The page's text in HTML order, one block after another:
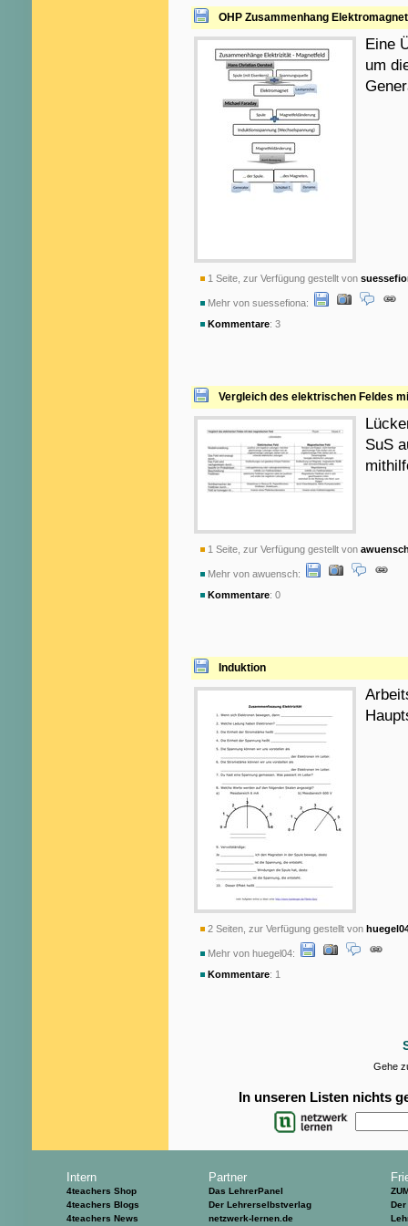
OHP Zusammenhang
Eine
um
1 Seite, zur Verfügung gestellt von
Mehr von suessefiona:
Kommentare: 3
Vergleich des elektrischen Feldes
SuS
1 Seite, zur Verfügung gestellt von
Mehr von awuensch:
Kommentare: 0
Induktion
2 Seiten, zur Verfügung gestellt von
Mehr von huegel04:
Kommentare: 1
Gehe
In unseren Listen nichts
Intern
4teachers Shop
4teachers Blogs
4teachers News
Partner
Das LehrerPanel
Der Lehrerselbstverlag
netzwerk-lernen.de